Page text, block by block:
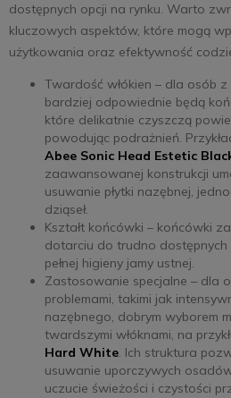
dostępnych opcji na rynku. Warto
kluczowych aspektów, które mogą
użytkowania oraz efektywność
Twardość włókien – dla osób z
bardziej odpowiednie będą
które delikatnie czyszczą
powodując podrażnień.
Abee Sonic Head Estetic
zaawansowanej konstrukcji
usuwanie płytki nazębnej,
dziąseł.
Kształt końcówki – końcówki
dotarciu do trudno dostępnych
pełnej higieny jamy ustnej.
Zastosowanie specjalne – dla
problemami, takimi jak
nazębnego, dobrym wyborem
twardszymi włóknami, na
Hard White. Ich struktura
usuwanie uporczywych
uczucie świeżości i czystości